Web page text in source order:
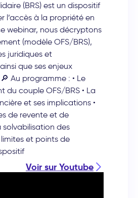
(BRS) est un dispositif
l’accès à la propriété en
webinar, nous décryptons
(modèle OFS/BRS),
juridiques et
que ses enjeux
Au programme : • Le
du couple OFS/BRS • La
et ses implications •
de revente et de
solvabilisation des
limites et points de
Voir sur Youtube